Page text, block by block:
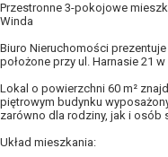
Przestronne 3-pokojowe
Winda
Biuro Nieruchomości
położone przy ul. Harnasie 21
Lokal o powierzchni 60 m²
piętrowym budynku
zarówno dla rodziny, jak i
Układ mieszkania: